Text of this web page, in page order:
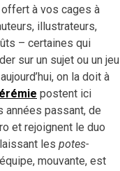
à vos cages à
illustrateurs,
– certaines qui
sur un sujet ou un jeu
on la doit à
postent ici
années passant, de
et rejoignent le duo
les potes-
mouvante, est